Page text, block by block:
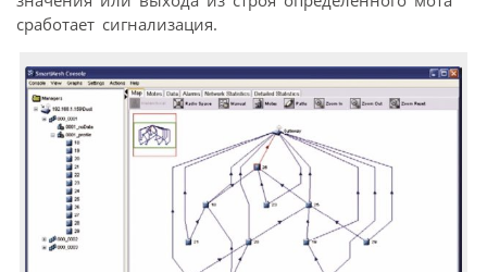
сработает сигнализация.